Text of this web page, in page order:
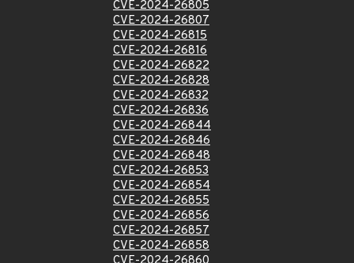
CVE-2024-26805
CVE-2024-26807
CVE-2024-26815
CVE-2024-26816
CVE-2024-26822
CVE-2024-26828
CVE-2024-26832
CVE-2024-26836
CVE-2024-26844
CVE-2024-26846
CVE-2024-26848
CVE-2024-26853
CVE-2024-26854
CVE-2024-26855
CVE-2024-26856
CVE-2024-26857
CVE-2024-26858